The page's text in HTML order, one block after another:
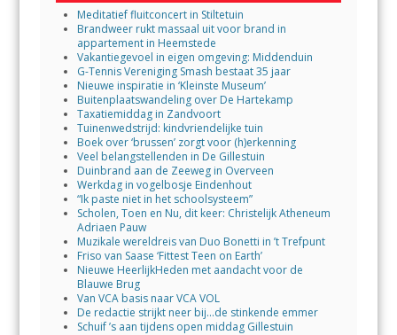
Meditatief fluitconcert in Stiltetuin
Brandweer rukt massaal uit voor brand in
appartement in Heemstede
Vakantiegevoel in eigen omgeving: Middenduin
G-Tennis Vereniging Smash bestaat 35 jaar
Nieuwe inspiratie in ‘Kleinste Museum’
Buitenplaatswandeling over De Hartekamp
Taxatiemiddag in Zandvoort
Tuinenwedstrijd: kindvriendelijke tuin
Boek over ‘brussen’ zorgt voor (h)erkenning
Veel belangstellenden in De Gillestuin
Duinbrand aan de Zeeweg in Overveen
Werkdag in vogelbosje Eindenhout
“Ik paste niet in het schoolsysteem”
Scholen, Toen en Nu, dit keer: Christelijk Atheneum
Adriaen Pauw
Muzikale wereldreis van Duo Bonetti in ’t Trefpunt
Friso van Saase ‘Fittest Teen on Earth’
Nieuwe HeerlijkHeden met aandacht voor de
Blauwe Brug
Van VCA basis naar VCA VOL
De redactie strijkt neer bij…de stinkende emmer
Schuif ’s aan tijdens open middag Gillestuin